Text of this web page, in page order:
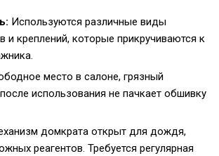
Используются различные виды
и креплений, которые прикручиваются к
место в салоне, грязный
использования не пачкает обшивку
домкрата открыт для дождя,
реагентов. Требуется регулярная